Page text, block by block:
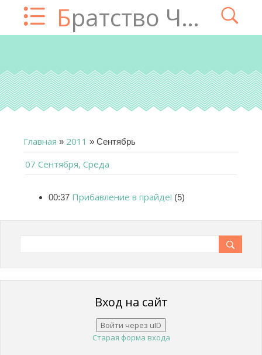
Братство Чатца
Главная » 2011 » Сентябрь
07 Сентября, Среда
00:37 Прибавление в прайде! (5)
Вход на сайт
Войти через uID
Старая форма входа